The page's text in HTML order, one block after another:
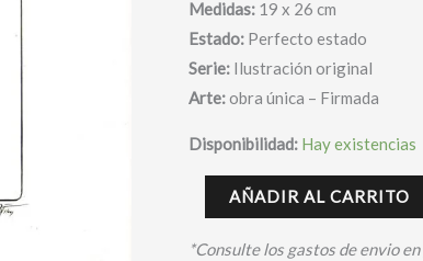
Medidas: 19 x 26 cm
Estado: Perfecto estado
Serie: Ilustración original
Arte:obra única – Firmada
Disponibilidad: Hay existencias
Garcés
cantidad
AÑADIR AL CARRITO
*Consulte los gastos de envio en